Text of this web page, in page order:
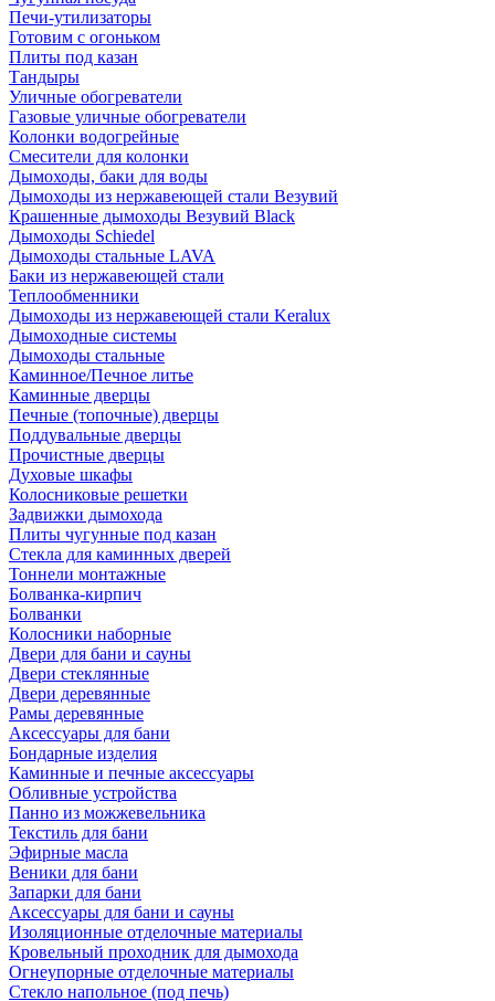
Печи-утилизаторы
Готовим с огоньком
Плиты под казан
Тандыры
Уличные обогреватели
Газовые уличные обогреватели
Колонки водогрейные
Смесители для колонки
Дымоходы, баки для воды
Дымоходы из нержавеющей стали Везувий
Крашенные дымоходы Везувий Black
Дымоходы Schiedel
Дымоходы стальные LAVA
Баки из нержавеющей стали
Теплообменники
Дымоходы из нержавеющей стали Keralux
Дымоходные системы
Дымоходы стальные
Каминное/Печное литье
Каминные дверцы
Печные (топочные) дверцы
Поддувальные дверцы
Прочистные дверцы
Духовые шкафы
Колосниковые решетки
Задвижки дымохода
Плиты чугунные под казан
Стекла для каминных дверей
Тоннели монтажные
Болванка-кирпич
Болванки
Колосники наборные
Двери для бани и сауны
Двери стеклянные
Двери деревянные
Рамы деревянные
Аксессуары для бани
Бондарные изделия
Каминные и печные аксессуары
Обливные устройства
Панно из можжевельника
Текстиль для бани
Эфирные масла
Веники для бани
Запарки для бани
Аксессуары для бани и сауны
Изоляционные отделочные материалы
Кровельный проходник для дымохода
Огнеупорные отделочные материалы
Стекло напольное (под печь)